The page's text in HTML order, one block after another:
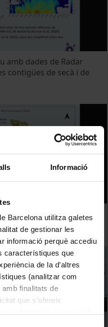
Informació
Barcelona utilitza galetes
de gestionar les
informació perquè accediu
característiques que
de la d’altres
(analitzar com
finalitats de
que s’ofereix
amb dades de Radar
contigües de secà i de
products over